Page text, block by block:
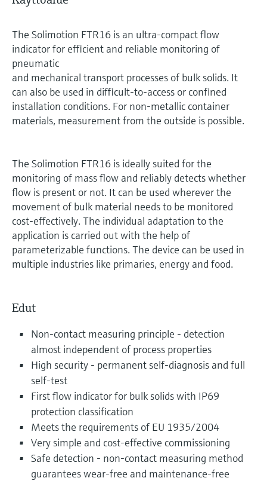
The Solimotion FTR16 is an ultra-compact flow
indicator for efficient and reliable monitoring of
pneumatic
and mechanical transport processes of bulk solids. It
can also be used in difficult-to-access or confined
installation conditions. For non-metallic container
materials, measurement from the outside is possible.
The Solimotion FTR16 is ideally suited for the
monitoring of mass flow and reliably detects whether
flow is present or not. It can be used wherever the
movement of bulk material needs to be monitored
cost‑effectively. The individual adaptation to the
application is carried out with the help of
parameterizable functions. The device can be used in
multiple industries like primaries, energy and food.
Edut
Non-contact measuring principle - detection
almost independent of process properties
High security - permanent self-diagnosis and full
self-test
First flow indicator for bulk solids with IP69
protection classification
Meets the requirements of EU 1935/2004
Very simple and cost-effective commissioning
Safe detection - non-contact measuring method
guarantees wear-free and maintenance-free